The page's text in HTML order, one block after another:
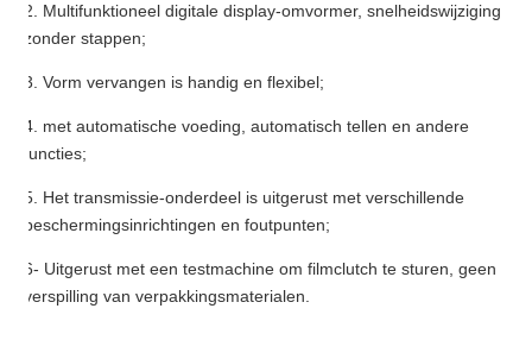
2. Multifunktioneel digitale display-omvormer, snelheidswijziging
zonder stappen;
3. Vorm vervangen is handig en flexibel;
4. met automatische voeding, automatisch tellen en andere
functies;
5. Het transmissie-onderdeel is uitgerust met verschillende
beschermingsinrichtingen en foutpunten;
6- Uitgerust met een testmachine om filmclutch te sturen, geen
verspilling van verpakkingsmaterialen.